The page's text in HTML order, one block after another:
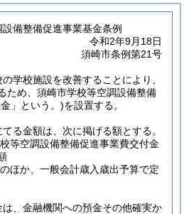
備整備促進事業基金条例
令和2年9月18日
須崎市条例第21号
学校施設を改善することにより、
ため、須崎市学校等空調設備整備
」という。)を設置する。
る金額は、次に掲げる額とする。
等空調設備整備促進事業費交付金
ほか、一般会計歳入歳出予算で定
、金融機関への預金その他確実か